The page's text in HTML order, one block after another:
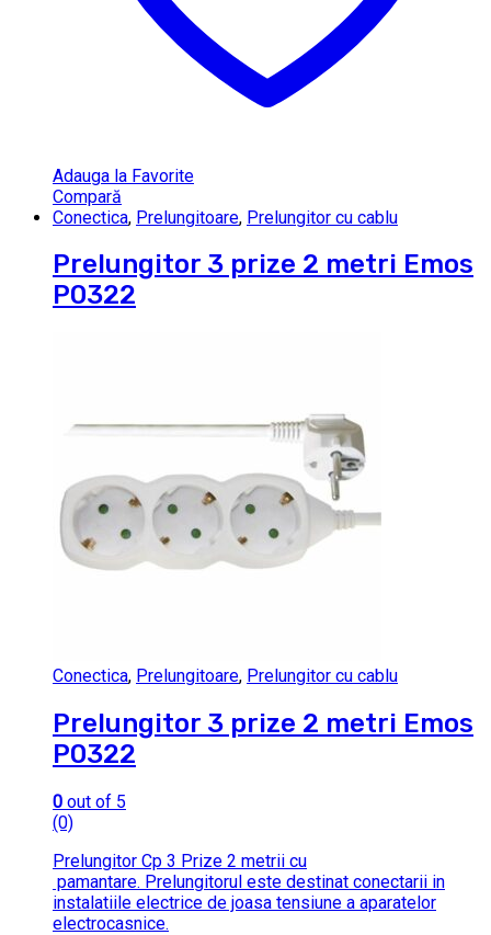
Adauga la Favorite
Compară
Conectica, Prelungitoare, Prelungitor cu cablu
Prelungitor 3 prize 2 metri Emos
P0322
Conectica, Prelungitoare, Prelungitor cu cablu
Prelungitor 3 prize 2 metri Emos
P0322
0 out of 5
(0)
Prelungitor Cp 3 Prize 2 metrii cu
pamantare. Prelungitorul este destinat conectarii in
instalatiile electrice de joasa tensiune a aparatelor
electrocasnice.